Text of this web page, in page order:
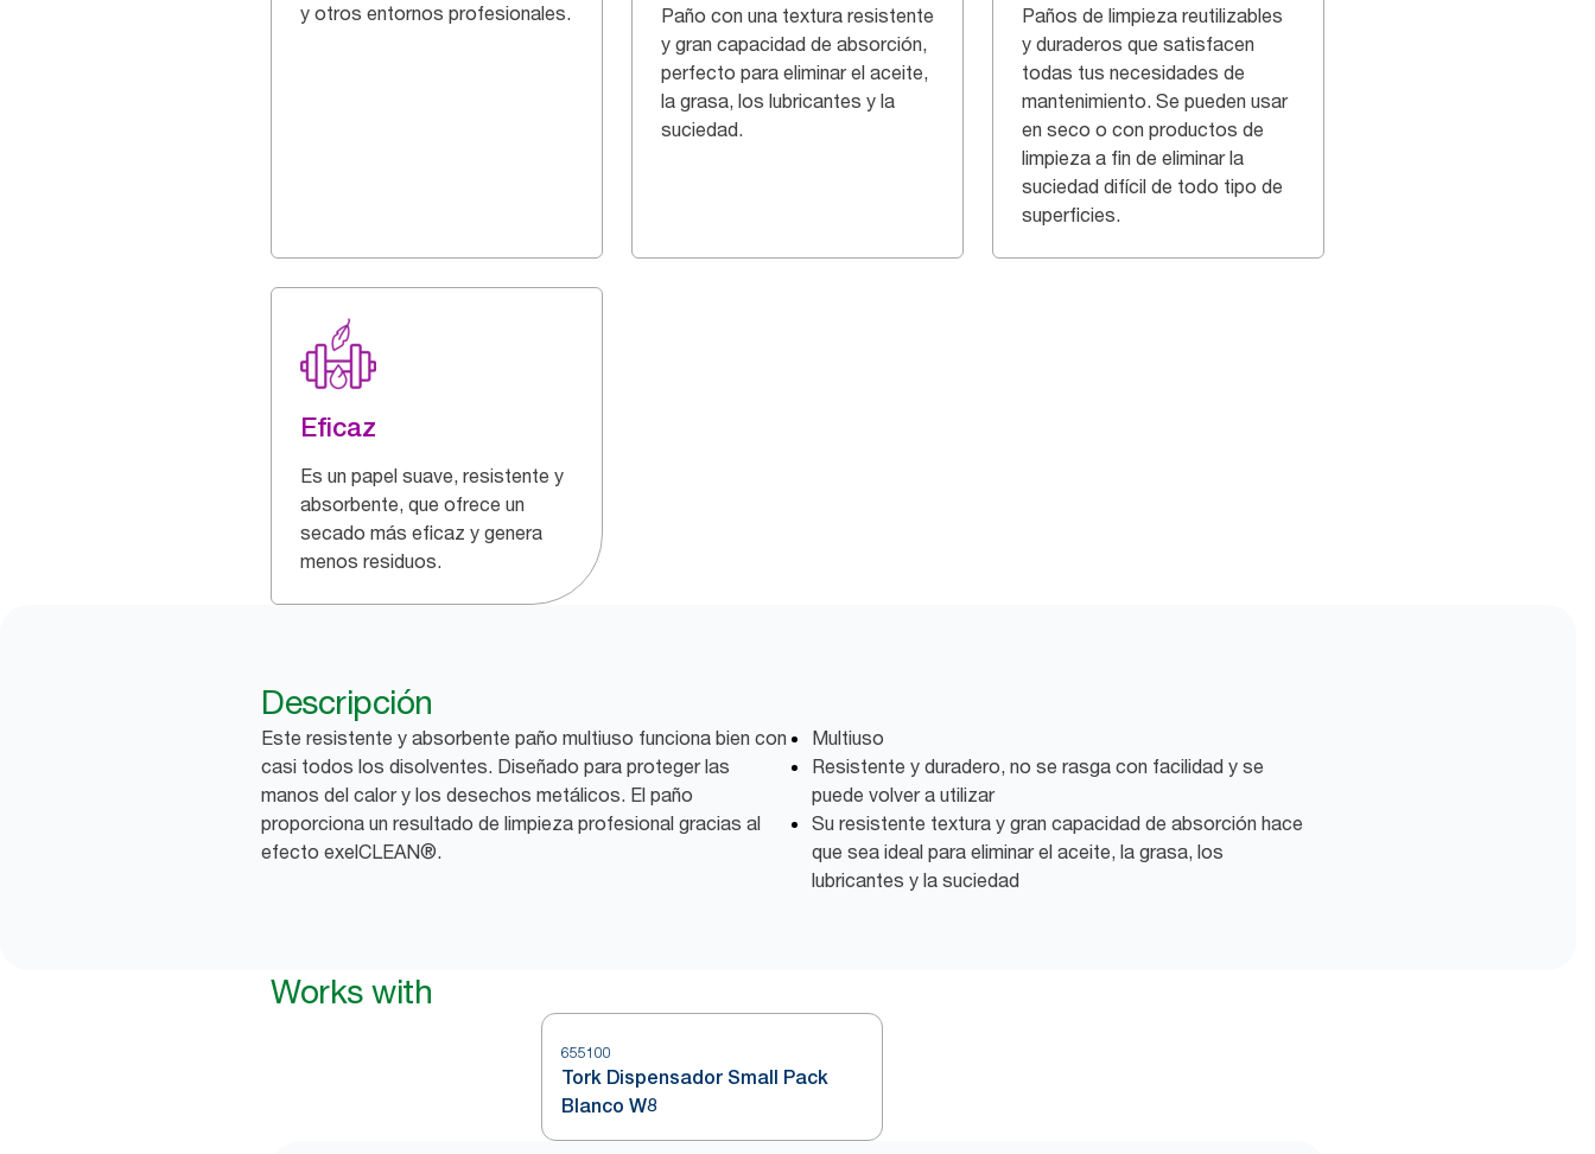
y otros entornos profesionales.
Paño con una textura resistente
y gran capacidad de absorción,
perfecto para eliminar el aceite,
la grasa, los lubricantes y la
suciedad.
Paños de limpieza reutilizables
y duraderos que satisfacen
todas tus necesidades de
mantenimiento. Se pueden usar
en seco o con productos de
limpieza a fin de eliminar la
suciedad difícil de todo tipo de
superficies.
Eficaz
Es un papel suave, resistente y
absorbente, que ofrece un
secado más eficaz y genera
menos residuos.
Descripción
Este resistente y absorbente paño multiuso funciona bien con
casi todos los disolventes. Diseñado para proteger las
manos del calor y los desechos metálicos. El paño
proporciona un resultado de limpieza profesional gracias al
efecto exelCLEAN®.
Multiuso
Resistente y duradero, no se rasga con facilidad y se
puede volver a utilizar
Su resistente textura y gran capacidad de absorción hace
que sea ideal para eliminar el aceite, la grasa, los
lubricantes y la suciedad
Works with
655100
Tork Dispensador Small Pack
Blanco W8